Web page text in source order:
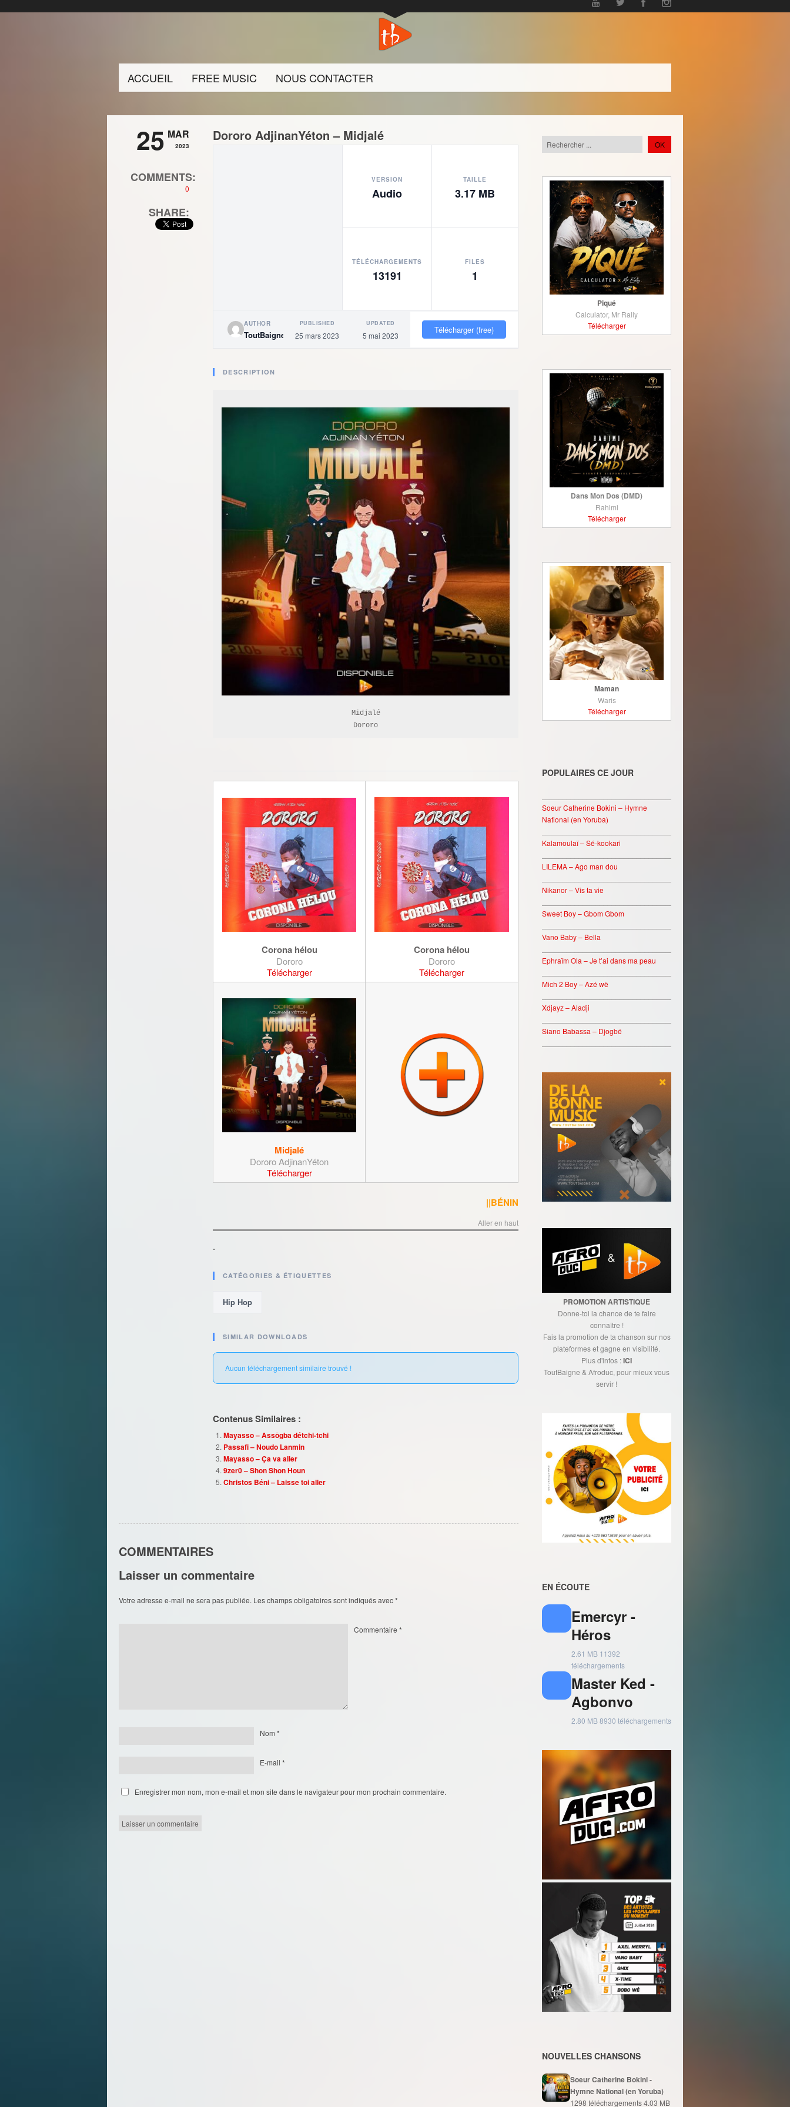
ACCUEIL FREE MUSIC NOUS CONTACTER
25 MAR
2023
COMMENTS:
0
SHARE:
Dororo AdjinanYéton – Midjalé
VERSION
Audio
TAILLE
3.17 MB
TÉLÉCHARGEMENTS
13191
FILES
1
AUTHOR
ToutBaigne
PUBLISHED
25 mars 2023
UPDATED
5 mai 2023
Télécharger (free)
DESCRIPTION
Midjalé
Dororo
Corona hélou
Dororo
Télécharger
Corona hélou
Dororo
Télécharger
Midjalé
Dororo AdjinanYéton
Télécharger
||BÉNIN
Aller en haut
.
CATÉGORIES & ÉTIQUETTES
Hip Hop
SIMILAR DOWNLOADS
Aucun téléchargement similaire trouvé !
Contenus Similaires :
Mayasso – Assôgba détchi-tchi
Passafi – Noudo Lanmin
Mayasso – Ça va aller
9zer0 – Shon Shon Houn
Christos Béni – Laisse toi aller
COMMENTAIRES
Laisser un commentaire
Votre adresse e-mail ne sera pas publiée. Les champs obligatoires sont indiqués avec*
Commentaire *
Nom *
E-mail *
Enregistrer mon nom, mon e-mail et mon site dans le navigateur pour mon prochain commentaire.
Piqué
Calculator, Mr Rally
Télécharger
Dans Mon Dos (DMD)
Rahimi
Télécharger
Maman
Waris
Télécharger
POPULAIRES CE JOUR
Soeur Catherine Bokini – Hymne
National (en Yoruba)
Kalamoulaï – Sé-kookari
LILEMA – Ago man dou
Nikanor – Vis ta vie
Sweet Boy – Gbom Gbom
Vano Baby – Bella
Ephraïm Ola – Je t’ai dans ma peau
Mich 2 Boy – Azé wè
Xdjayz – Aladji
Siano Babassa – Djogbé
PROMOTION ARTISTIQUE
Donne-toi la chance de te faire
connaître !
Fais la promotion de ta chanson sur nos
plateformes et gagne en visibilité.
Plus d'infos :ICI
ToutBaigne & Afroduc, pour mieux vous
servir !
EN ÉCOUTE
Emercyr -
Héros
2.61 MB 11392
téléchargements
Master Ked -
Agbonvo
2.80 MB8930 téléchargements
NOUVELLES CHANSONS
Soeur Catherine Bokini -
Hymne National (en Yoruba)
1298 téléchargements4.03 MB